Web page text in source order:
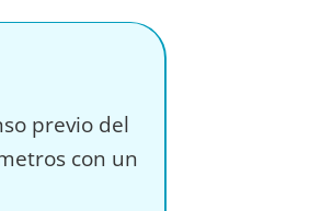
previo del
con un